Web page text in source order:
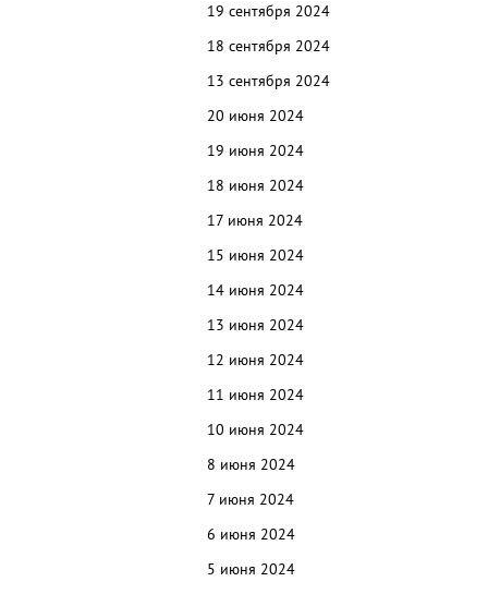
19 сентября 2024
18 сентября 2024
13 сентября 2024
20 июня 2024
19 июня 2024
18 июня 2024
17 июня 2024
15 июня 2024
14 июня 2024
13 июня 2024
12 июня 2024
11 июня 2024
10 июня 2024
8 июня 2024
7 июня 2024
6 июня 2024
5 июня 2024